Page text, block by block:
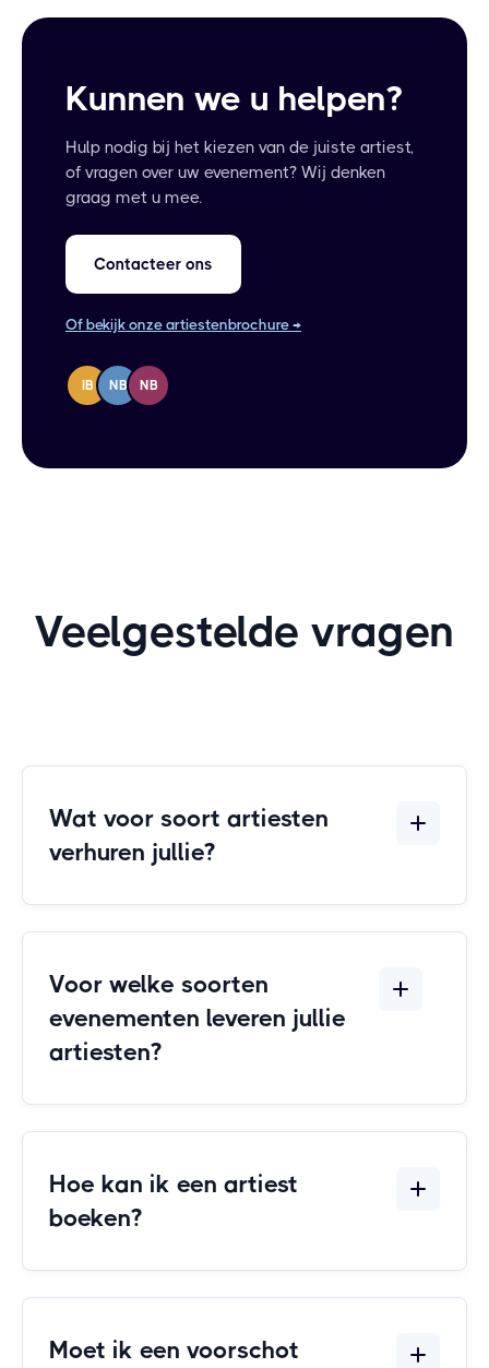
Kunnen we u helpen?
Hulp nodig bij het kiezen van de juiste artiest,
of vragen over uw evenement? Wij denken
graag met u mee.
Contacteer ons
Of bekijk onze artiestenbrochure →
IB NB NB
Veelgestelde vragen
Wat voor soort artiesten
verhuren jullie?
Voor welke soorten
evenementen leveren jullie
artiesten?
Hoe kan ik een artiest
boeken?
Moet ik een voorschot